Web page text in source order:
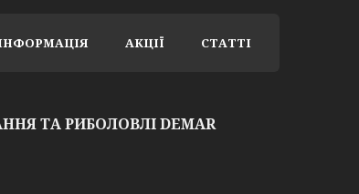
АКЦІЇ СТАТТІ
ТА РИБОЛОВЛІ DEMAR